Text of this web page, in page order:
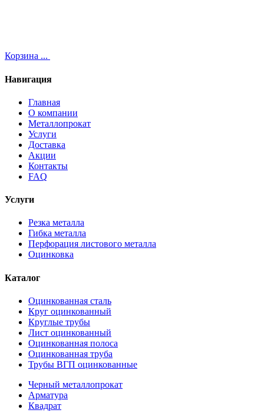
Корзина ...
Навигация
Главная
О компании
Металлопрокат
Услуги
Доставка
Акции
Контакты
FAQ
Услуги
Резка металла
Гибка металла
Перфорация листового металла
Оцинковка
Каталог
Оцинкованная сталь
Круг оцинкованный
Круглые трубы
Лист оцинкованный
Оцинкованная полоса
Оцинкованная труба
Трубы ВГП оцинкованные
Черный металлопрокат
Арматура
Квадрат